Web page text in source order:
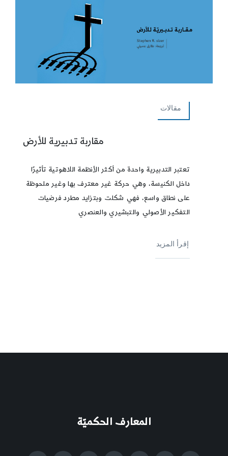
مقالات
مقاربة تدبيرية للأرض
تعتبر التدبيرية واحدة من أكثر الأنظمة اللاهوتية تأثيرًا
داخل الكنيسة، وهي حركة غير معترف بها وغير ملحوظة
على نطاق واسع، فهي شكلت وبتزايد مطرد فرضيات
التفكير الأصولي والتبشيري والعنصري
إقرأ المزيد
المعارف الحكميّة